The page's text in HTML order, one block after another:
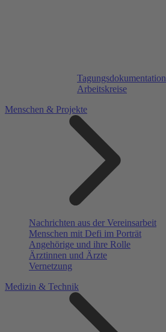
Tagungsdokumentation
Arbeitskreise
Menschen & Projekte
Nachrichten aus der Vereinsarbeit
Menschen mit Defi im Porträt
Angehörige und ihre Rolle
Ärztinnen und Ärzte
Vernetzung
Medizin & Technik